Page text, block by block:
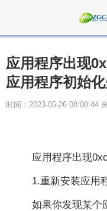
应用程序出现
应用程序初始
时间：2023-05-26 08:08:44
应用程序出现
1.重新安装应用
如果你发现某个